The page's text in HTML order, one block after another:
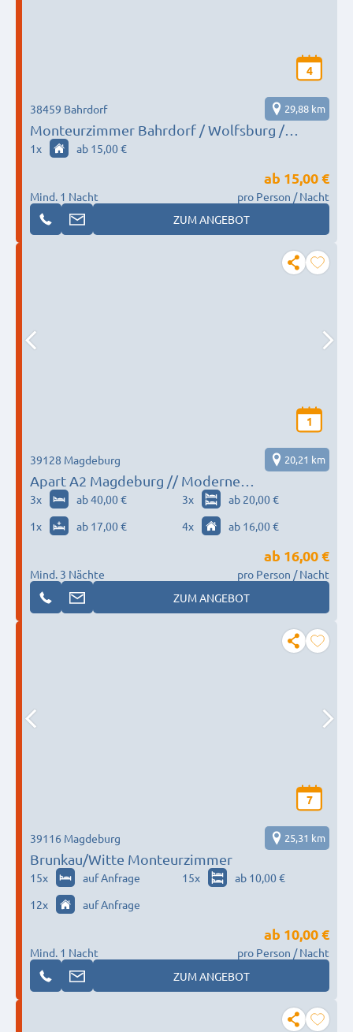
4
Monteurzimmer Bahrdorf / Wolfsburg /
Helmstedt
38459 Bahrdorf 29,88 km
1x ab 15,00 €
Mind. 1 Nacht
ab 15,00 €
pro Person / Nacht
ZUM ANGEBOT
1
Apart A2 Magdeburg // Moderne
Monteurwohnungen und Apartments
39128 Magdeburg 20,21 km
3x ab 40,00 € 3x
ab 20,00 €
1x ab 17,00 € 4x ab 16,00 €
Mind. 3 Nächte
ab 16,00 €
pro Person / Nacht
ZUM ANGEBOT
7
Brunkau/Witte Monteurzimmer
39116 Magdeburg 25,31 km
15x auf Anfrage 15x
ab 10,00 €
12x auf Anfrage
Mind. 1 Nacht
ab 10,00 €
pro Person / Nacht
ZUM ANGEBOT